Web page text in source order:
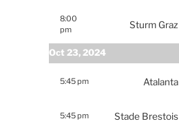
8:00
pm
Sturm Graz
Oct 23, 2024
5:45 pm Atalanta
5:45 pm Stade Brestois